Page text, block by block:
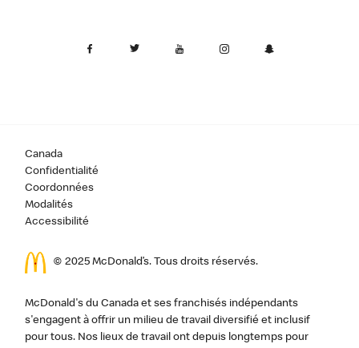
Canada
Confidentialité
Coordonnées
Modalités
Accessibilité
© 2025 McDonald’s. Tous droits réservés.
McDonald's du Canada et ses franchisés indépendants
s'engagent à offrir un milieu de travail diversifié et inclusif
pour tous. Nos lieux de travail ont depuis longtemps pour